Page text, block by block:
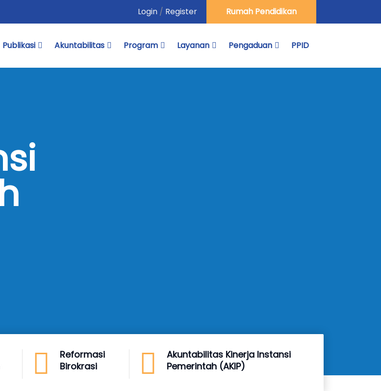
Login / Register Rumah Pendidikan
Publikasi Akuntabilitas Program Layanan Pengaduan PPID
Reformasi
Birokrasi
Akuntabilitas Kinerja Instansi
Pemerintah (AKIP)